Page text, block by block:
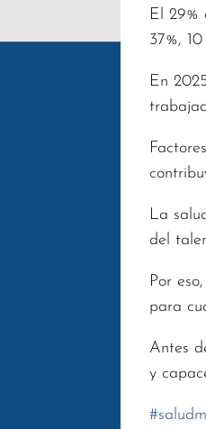
El 29%
37%,
En
La
del
Por
para
Antes
y
#